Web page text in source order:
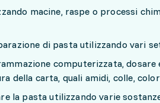
macine, raspe o processi
di pasta utilizzando vari
computerizzata,
della carta, quali amidi, colle,
la pasta utilizzando varie